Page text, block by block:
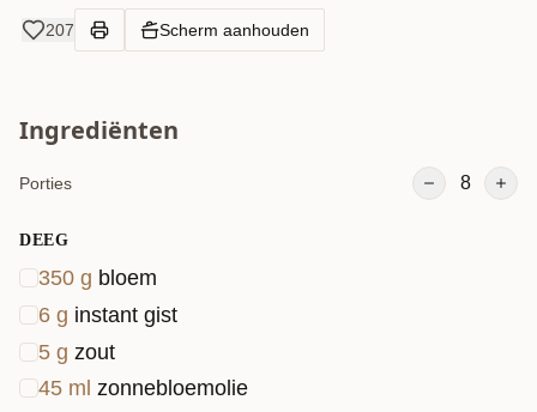
Wil je altijd op de hoogte gehouden worden
wanneer er een nieuwe video is geplaatst?
Abonneer dan snel op mijn YouTube kanaal en
ontvang hier altijd notificaties van!
je hier!
207 Scherm aanhouden
Ingrediënten
Porties 8
DEEG
350 g bloem
6 g instant gist
5 g zout
45 ml zonnebloemolie